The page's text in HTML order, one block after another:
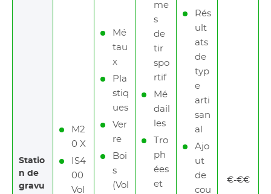
Statio
n de
gravu
M2
0 X
IS4
00
Vol
Mé
tau
x
Pla
stiq
ues
Ver
re
Boi
s
(Vol
me
s
de
tir
spo
rtif
Mé
dail
les
Tro
ph
ées
et
Rés
ult
ats
de
typ
e
arti
san
al
Ajo
ut
de
cou
€-€€